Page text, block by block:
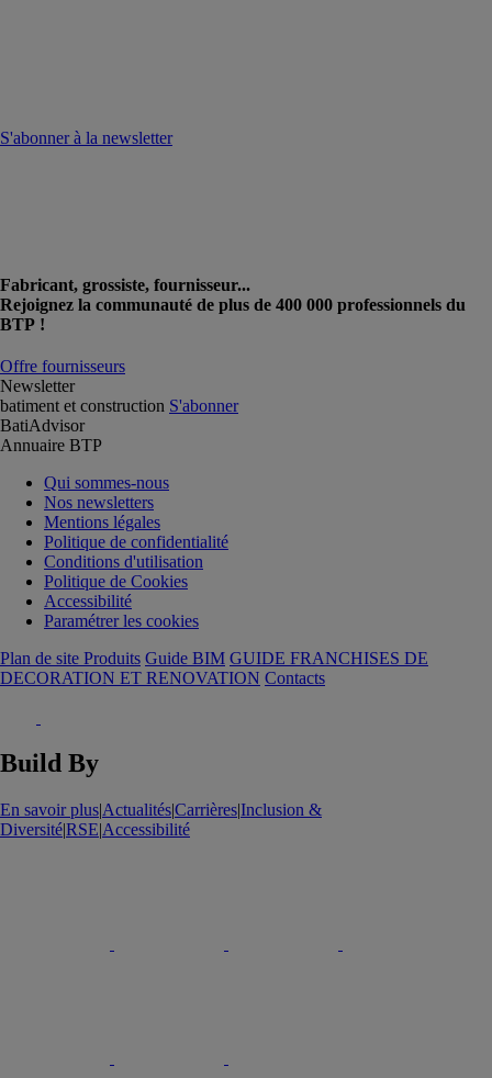
S'abonner à la newsletter
Fabricant, grossiste, fournisseur...
Rejoignez la communauté de plus de 400 000 professionnels du
BTP !
Offre fournisseurs
Newsletter
batiment et construction S'abonner
BatiAdvisor
Annuaire BTP
Qui sommes-nous
Nos newsletters
Mentions légales
Politique de confidentialité
Conditions d'utilisation
Politique de Cookies
Accessibilité
Paramétrer les cookies
Plan de site Produits Guide BIM GUIDE FRANCHISES DE
DECORATION ET RENOVATION Contacts
Build By
En savoir plus|Actualités|Carrières|Inclusion &
Diversité|RSE|Accessibilité